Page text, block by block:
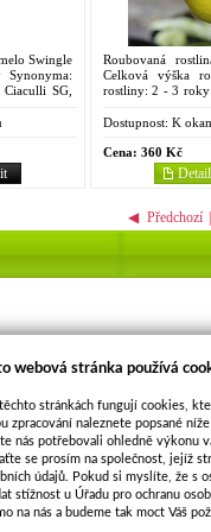
Swingle
Ciaculli SG,
Roubovaná
Celková výška
rostliny: 2 - 3 roky
Doux, Duicis,
Dostupnost: K
Cena: 360 Kč
Detail
◀ Předchozí |
webová stránka používá
těchto stránkách fungují cookies,
zpracování naleznete popsané
nás potřebovali ohledně výkonu
se prosím na společnost, jejíž
údajů. Pokud si myslíte, že s
stížnost u Úřadu pro ochranu
na nás a budeme tak moct Váš